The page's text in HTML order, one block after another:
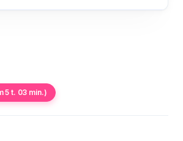
5 t. 03 min.)